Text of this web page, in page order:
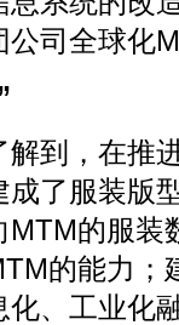
司全球化
到，在推
了服装版
的服装
的能力；
、工业化